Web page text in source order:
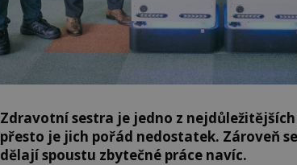
Zdravotní sestra je jedno z
přesto je jich pořád nedostatek. Zároveň
dělají spoustu zbytečné práce navíc.